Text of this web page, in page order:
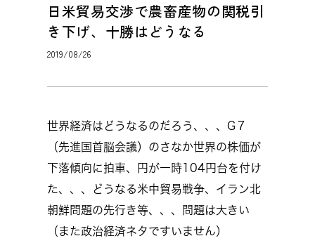
日米貿易交渉で農畜産物の関税引
き下げ、十勝はどうなる
2019/08/26
世界経済はどうなるのだろう、、、G７
（先進国首脳会議）のさなか世界の株価が
下落傾向に拍車、円が一時104円台を付け
た、、、どうなる米中貿易戦争、イラン北
朝鮮問題の先行き等、、、問題は大きい
（また政治経済ネタですいません）